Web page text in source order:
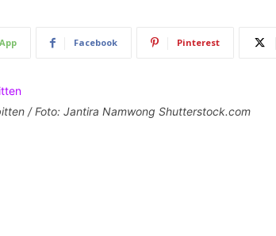
Facebook Pinterest
/ Foto: Jantira Namwong Shutterstock.com